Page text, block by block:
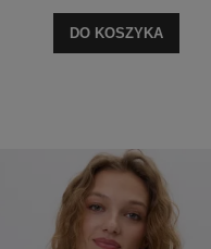
DO KOSZYKA